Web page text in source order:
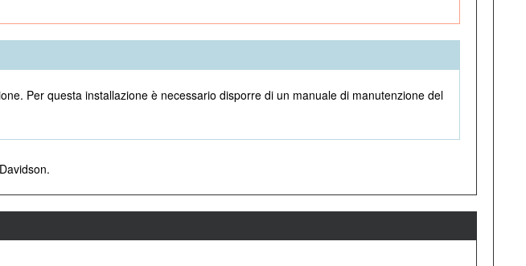
Per questa installazione è necessario disporre di un manuale di manutenzione del